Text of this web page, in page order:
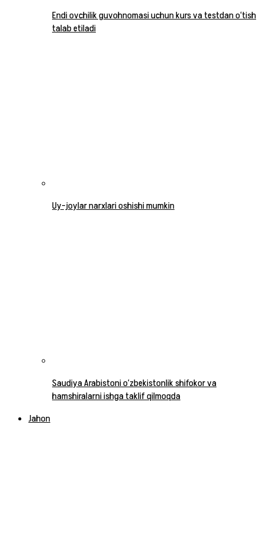
Endi ovchilik guvohnomasi uchun kurs va testdan o‘tish
talab etiladi
Uy-joylar narxlari oshishi mumkin
Saudiya Arabistoni o‘zbekistonlik shifokor va
hamshiralarni ishga taklif qilmoqda
Jahon